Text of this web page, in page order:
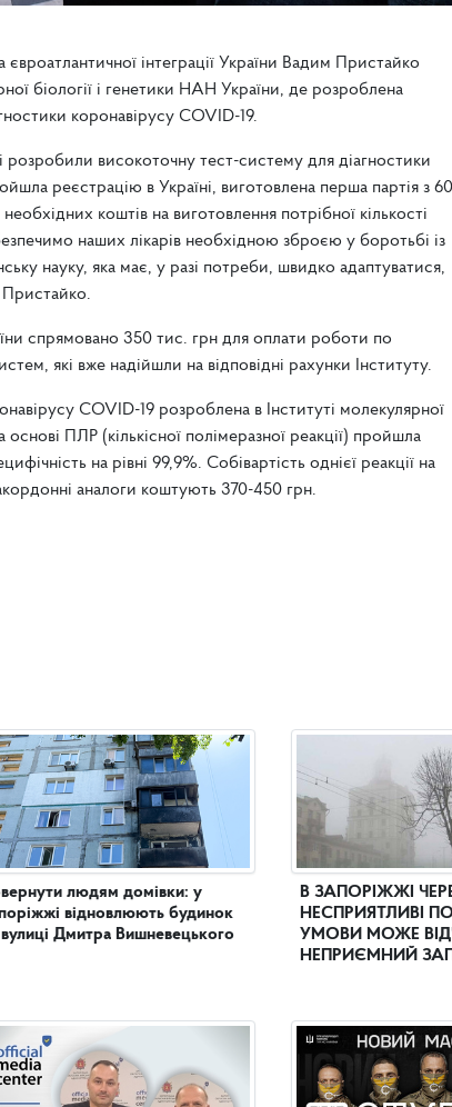
інтеграції України Вадим Пристайко
біології і генетики НАН України, де розроблена
коронавірусу COVID-19.
розробили високоточну тест-систему для діагностики
реєстрацію в Україні, виготовлена перша партія з
коштів на виготовлення потрібної кількості
наших лікарів необхідною зброєю у боротьбі із
науку, яка має, у разі потреби, швидко адаптуватися,
Пристайко.
спрямовано 350 тис. грн для оплати роботи по
які вже надійшли на відповідні рахунки Інституту.
COVID-19 розроблена в Інституті молекулярної
ПЛР (кількісної полімеразної реакції) пройшла
на рівні 99,9%. Собівартість однієї реакції на
аналоги коштують 370-450 грн.
людям домівки: у
відновлюють будинок
Дмитра Вишневецького
В ЗАПОРІЖЖІ
НЕСПРИЯТЛИВІ
УМОВИ МОЖЕ
НЕПРИЄМНИЙ